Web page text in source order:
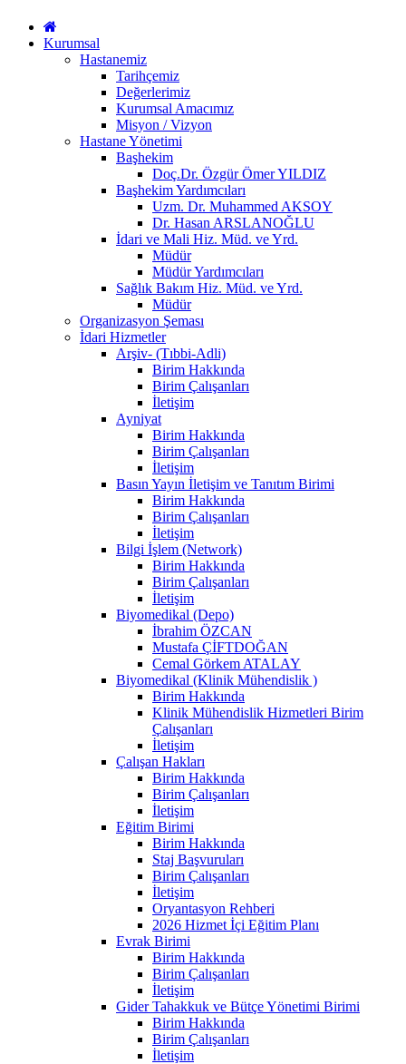
Kurumsal
Hastanemiz
Tarihçemiz
Değerlerimiz
Kurumsal Amacımız
Misyon / Vizyon
Hastane Yönetimi
Başhekim
Doç.Dr. Özgür Ömer YILDIZ
Başhekim Yardımcıları
Uzm. Dr. Muhammed AKSOY
Dr. Hasan ARSLANOĞLU
İdari ve Mali Hiz. Müd. ve Yrd.
Müdür
Müdür Yardımcıları
Sağlık Bakım Hiz. Müd. ve Yrd.
Müdür
Organizasyon Şeması
İdari Hizmetler
Arşiv- (Tıbbi-Adli)
Birim Hakkında
Birim Çalışanları
İletişim
Ayniyat
Birim Hakkında
Birim Çalışanları
İletişim
Basın Yayın İletişim ve Tanıtım Birimi
Birim Hakkında
Birim Çalışanları
İletişim
Bilgi İşlem (Network)
Birim Hakkında
Birim Çalışanları
İletişim
Biyomedikal (Depo)
İbrahim ÖZCAN
Mustafa ÇİFTDOĞAN
Cemal Görkem ATALAY
Biyomedikal (Klinik Mühendislik )
Birim Hakkında
Klinik Mühendislik Hizmetleri Birim
Çalışanları
İletişim
Çalışan Hakları
Birim Hakkında
Birim Çalışanları
İletişim
Eğitim Birimi
Birim Hakkında
Staj Başvuruları
Birim Çalışanları
İletişim
Oryantasyon Rehberi
2026 Hizmet İçi Eğitim Planı
Evrak Birimi
Birim Hakkında
Birim Çalışanları
İletişim
Gider Tahakkuk ve Bütçe Yönetimi Birimi
Birim Hakkında
Birim Çalışanları
İletişim